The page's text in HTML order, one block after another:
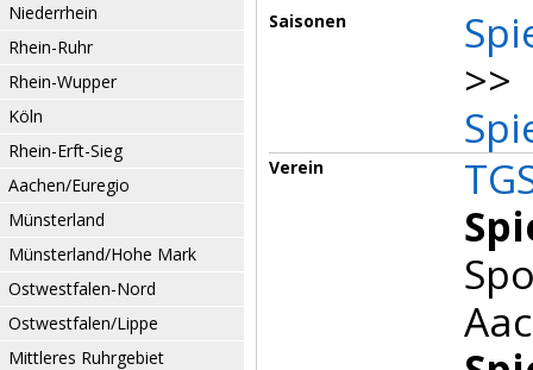
Niederrhein
Rhein-Ruhr
Rhein-Wupper
Köln
Rhein-Erft-Sieg
Aachen/Euregio
Münsterland
Münsterland/Hohe Mark
Ostwestfalen-Nord
Ostwestfalen/Lippe
Mittleres Ruhrgebiet
Saisonen
>>
Verein